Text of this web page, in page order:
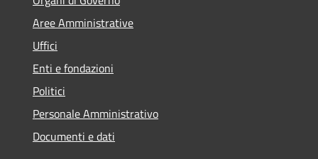
Aree Amministrative
Uffici
Enti e fondazioni
Politici
Personale Amministrativo
Documenti e dati